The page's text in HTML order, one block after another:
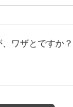
ワザとですか？